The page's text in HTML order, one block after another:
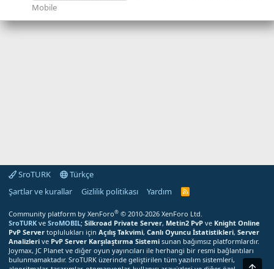
Mobile
SroTURK
Türkçe
Şartlar ve kurallar
Gizlilik politikası Yardım
S
T
U
R
K
R
S
Community platform by XenForo® © 2010-2026 XenForo Ltd.
SroTURK ve SroMOBIL; Silkroad Private Server, Metin2 PvP ve Knight Online
PvP Server toplulukları için Açılış Takvimi, Canlı Oyuncu İstatistikleri, Server
Analizleri ve PvP Server Karşılaştırma Sistemi sunan bağımsız platformlardır.
Joymax, JC Planet ve diğer oyun yayıncıları ile herhangi bir resmi bağlantıları
bulunmamaktadır. SroTURK üzerinde geliştirilen tüm yazılım sistemleri,